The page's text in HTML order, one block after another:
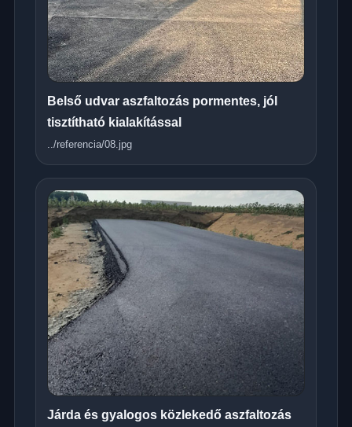
Belső udvar aszfaltozás pormentes, jól
tisztítható kialakítással
../referencia/08.jpg
Járda és gyalogos közlekedő aszfaltozás